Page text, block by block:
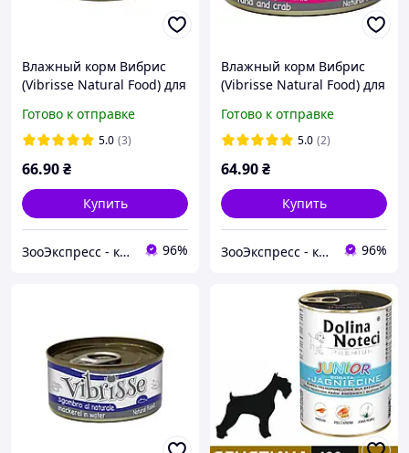
Влажный корм Вибрис
(Vibrisse Natural Food) для
лосось
Готово к отправке
5.0 (3)
66.90₴
Купить
ЗооЭкспресс - корм и лакомства 96%
Влажный корм Вибрис
(Vibrisse Natural Food) для
тунец, краб
Готово к отправке
5.0 (2)
64.90₴
Купить
ЗооЭкспресс - корм и лакомства 96%